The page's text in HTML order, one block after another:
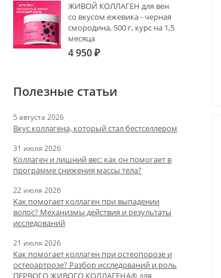
ЖИВОЙ КОЛЛАГЕН для вен
со вкусом ежевика - черная
смородина, 500 г, курс на 1,5
месяца
4 950₽
Полезные статьи
5 августа 2026
Вкус коллагена, который стал бестселлером
31 июля 2026
Коллаген и лишний вес: как он помогает в
программе снижения массы тела?
22 июля 2026
Как помогает коллаген при выпадении
волос? Механизмы действия и результаты
исследований
21 июля 2026
Как помогает коллаген при остеопорозе и
остеоартрозе? Разбор исследований и роль